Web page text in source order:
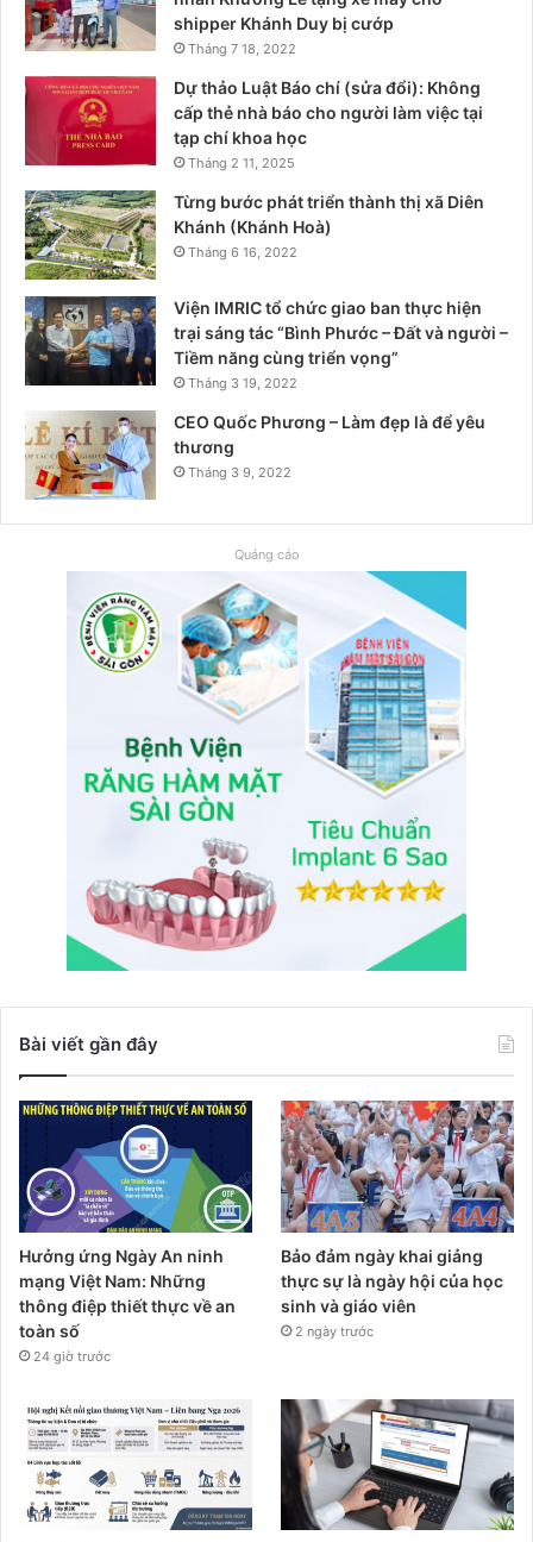
shipper Khánh Duy bị cướp
Tháng 7 18, 2022
Dự thảo Luật Báo chí (sửa đổi): Không
cấp thẻ nhà báo cho người làm việc tại
tạp chí khoa học
Tháng 2 11, 2025
Từng bước phát triển thành thị xã Diên
Khánh (Khánh Hoà)
Tháng 6 16, 2022
Viện IMRIC tổ chức giao ban thực hiện
trại sáng tác “Bình Phước – Đất và người –
Tiềm năng cùng triển vọng”
Tháng 3 19, 2022
CEO Quốc Phương – Làm đẹp là để yêu
thương
Tháng 3 9, 2022
Quảng cáo
Bài viết gần đây
Hưởng ứng Ngày An ninh
mạng Việt Nam: Những
thông điệp thiết thực về an
toàn số
24 giờ trước
Bảo đảm ngày khai giảng
thực sự là ngày hội của học
sinh và giáo viên
2 ngày trước